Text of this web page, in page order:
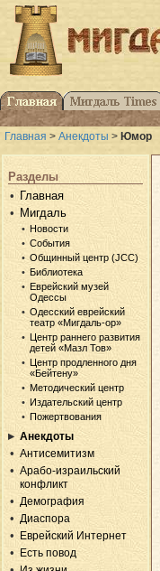
Главная > Анекдоты > Юмор
Разделы
Главная
Мигдаль
Новости
События
Общинный центр (JCC)
Библиотека
Еврейский музей
Одессы
Одесский еврейский
театр «Мигдаль-ор»
Центр раннего развития
детей «Мазл Тов»
Центр продленного дня
«Бейтену»
Методический центр
Издательский центр
Пожертвования
Анекдоты
Антисемитизм
Арабо-израильский
конфликт
Демография
Диаспора
Еврейский Интернет
Есть повод